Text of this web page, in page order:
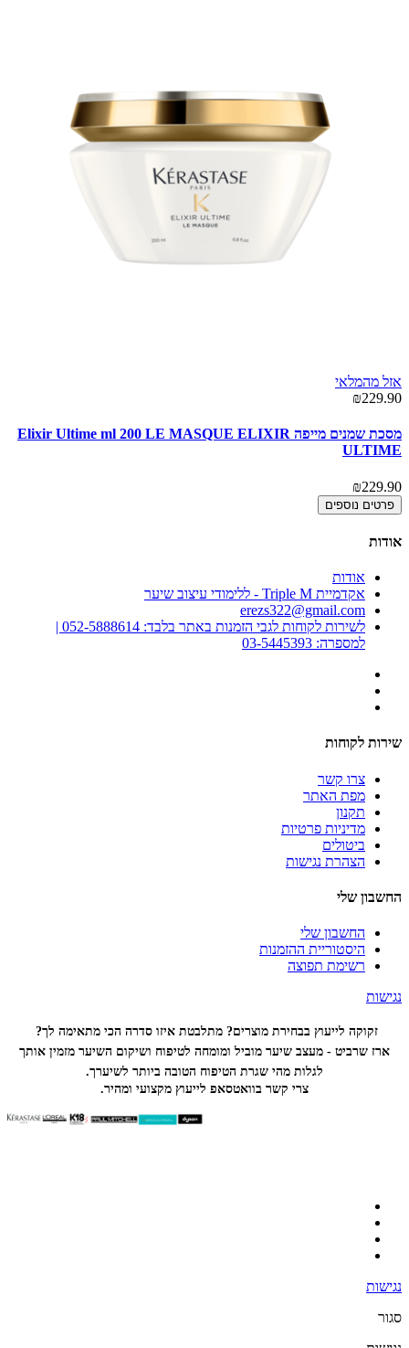
אזל מהמלאי
₪229.90
מסכת שמנים מייפה Elixir Ultime ml 200 LE MASQUE ELIXIR
ULTIME
₪229.90
פרטים נוספים
אודות
אודות
אקדמיית Triple M - ללימודי עיצוב שיער
erezs322@gmail.com
לשירות לקוחות לגבי הזמנות באתר בלבד: 052-5888614 |
למספרה: 03-5445393
שירות לקוחות
צרו קשר
מפת האתר
תקנון
מדיניות פרטיות
ביטולים
הצהרת נגישות
החשבון שלי
החשבון שלי
היסטוריית ההזמנות
רשימת תפוצה
נגישות
זקוקה לייעוץ בבחירת מוצרים? מתלבטת איזו סדרה הכימתאימה לך?
ארז שרביט - מעצב שיער מוביל ומומחה לטיפוח ושיקום השיער מזמין אותך
לגלות מהי שגרת הטיפוח הטובה ביותר לשיערך.
צרי קשר בוואטסאפ לייעוץ מקצועי ומהיר.
נגישות
סגור